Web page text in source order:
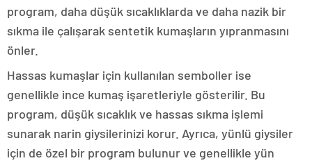
program, daha düşük sıcaklıklarda ve daha nazik bir
sıkma ile çalışarak sentetik kumaşların yıpranmasını
önler.
Hassas kumaşlar için kullanılan semboller ise
genellikle ince kumaş işaretleriyle gösterilir. Bu
program, düşük sıcaklık ve hassas sıkma işlemi
sunarak narin giysilerinizi korur. Ayrıca, yünlü giysiler
için de özel bir program bulunur ve genellikle yün